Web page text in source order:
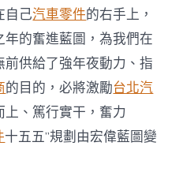
自己汽車零件的右手上，
的奮進藍圖，為我們在
供給了強年夜動力、指
的目的，必將激勵台北汽
、篤行實干，奮力
十五五”規劃由宏偉藍圖變